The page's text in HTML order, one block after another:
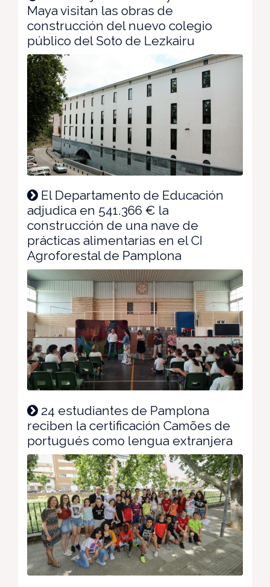
Maya visitan las obras de
construcción del nuevo colegio
público del Soto de Lezkairu
El Departamento de Educación
adjudica en 541.366 € la
construcción de una nave de
prácticas alimentarias en el CI
Agroforestal de Pamplona
24 estudiantes de Pamplona
reciben la certificación Camões de
portugués como lengua extranjera